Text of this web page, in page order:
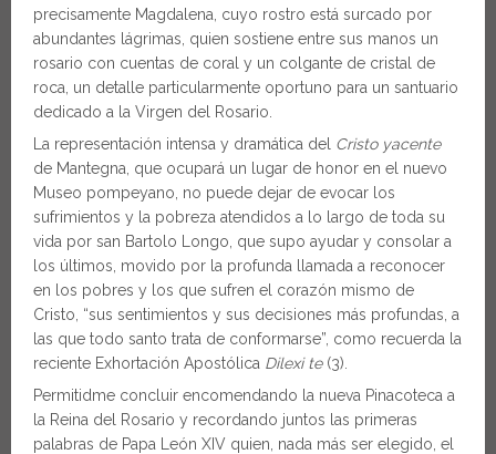
precisamente Magdalena, cuyo rostro está surcado por
abundantes lágrimas, quien sostiene entre sus manos un
rosario con cuentas de coral y un colgante de cristal de
roca, un detalle particularmente oportuno para un santuario
dedicado a la Virgen del Rosario.
La representación intensa y dramática del Cristo yacente
de Mantegna, que ocupará un lugar de honor en el nuevo
Museo pompeyano, no puede dejar de evocar los
sufrimientos y la pobreza atendidos a lo largo de toda su
vida por san Bartolo Longo, que supo ayudar y consolar a
los últimos, movido por la profunda llamada a reconocer
en los pobres y los que sufren el corazón mismo de
Cristo, “sus sentimientos y sus decisiones más profundas, a
las que todo santo trata de conformarse”, como recuerda la
reciente Exhortación Apostólica Dilexi te(3).
Permitidme concluir encomendando la nueva Pinacoteca a
la Reina del Rosario y recordando juntos las primeras
palabras de Papa León XIV quien, nada más ser elegido, el